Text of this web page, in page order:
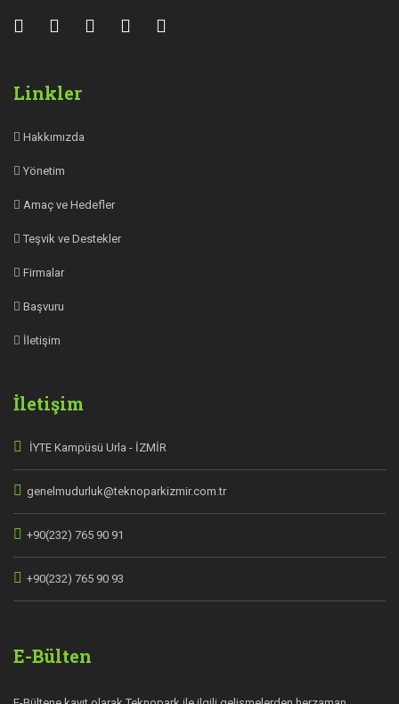
Linkler
Hakkımızda
Yönetim
Amaç ve Hedefler
Teşvik ve Destekler
Firmalar
Başvuru
İletişim
İletişim
İYTE Kampüsü Urla - İZMİR
genelmudurluk@teknoparkizmir.com.tr
+90(232) 765 90 91
+90(232) 765 90 93
E-Bülten